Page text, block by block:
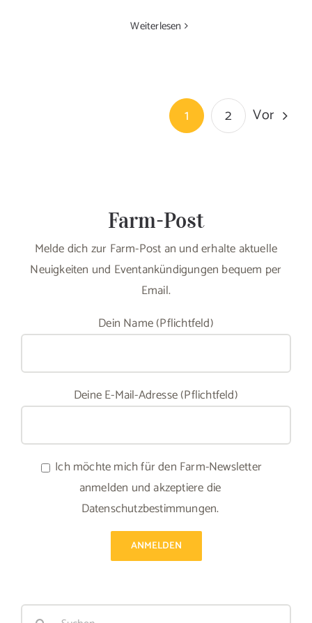
Weiterlesen
1 2 Vor
Farm-Post
Melde dich zur Farm-Post an und erhalte aktuelle
Neuigkeiten und Eventankündigungen bequem per
Email.
Dein Name (Pflichtfeld)
Deine E-Mail-Adresse (Pflichtfeld)
Ich möchte mich für den Farm-Newsletter
anmelden und akzeptiere die
Datenschutzbestimmungen.
Suche